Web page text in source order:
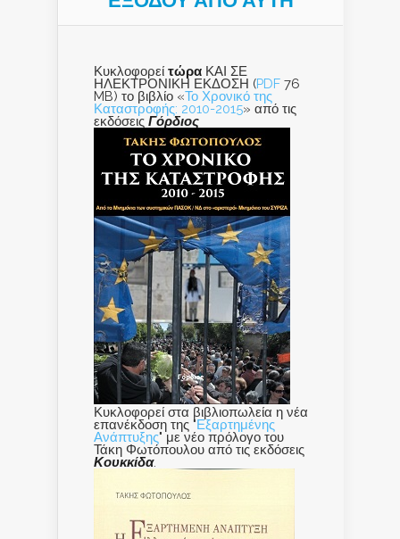
Κυκλοφορεί τώρα ΚΑΙ ΣΕ
ΗΛΕΚΤΡΟΝΙΚΗ ΕΚΔΟΣΗ (PDF 76
MB) το βιβλίο «Το Χρονικό της
Καταστροφής: 2010-2015» από τις
εκδόσεις Γόρδιος
Κυκλοφορεί στα βιβλιοπωλεία η νέα
επανέκδοση της "Εξαρτημένης
Ανάπτυξης" με νέο πρόλογο του
Τάκη Φωτόπουλου από τις εκδόσεις
Κουκκίδα.